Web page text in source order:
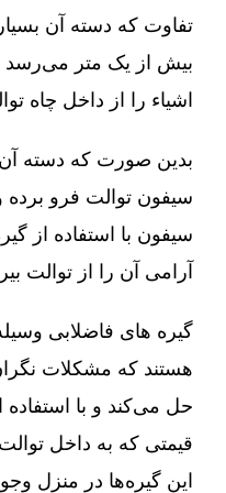
تفاوت که دسته آن
بیش از یک متر می‌رسد
اشیاء را از داخل چاه
بدین صورت که دسته آن
سیفون توالت فرو برده
سیفون با استفاده از
آرامی آن را از توالت
گیره های فاضلابی
هستند که مشکلات
حل می‌کند و با استفاده
قیمتی که به داخل توالت
این گیره‌ها در منزل